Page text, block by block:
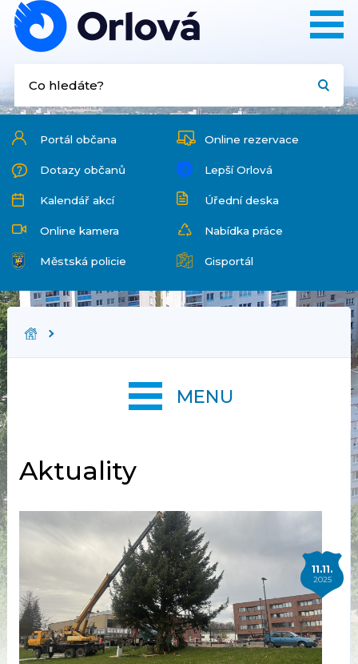
Portál občana Online rezervace
Dotazy občanů Lepší Orlová
Kalendář akcí Úřední deska
Online kamera Nabídka práce
Městská policie Gisportál
Aktuality
11.11.
2025
MENU